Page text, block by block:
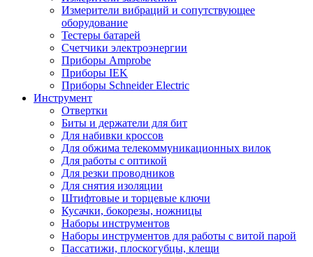
Измерители вибраций и сопутствующее
оборудование
Тестеры батарей
Счетчики электроэнергии
Приборы Amprobe
Приборы IEK
Приборы Schneider Electric
Инструмент
Отвертки
Биты и держатели для бит
Для набивки кроссов
Для обжима телекоммуникационных вилок
Для работы с оптикой
Для резки проводников
Для снятия изоляции
Штифтовые и торцевые ключи
Кусачки, бокорезы, ножницы
Наборы инструментов
Наборы инструментов для работы с витой парой
Пассатижи, плоскогубцы, клещи